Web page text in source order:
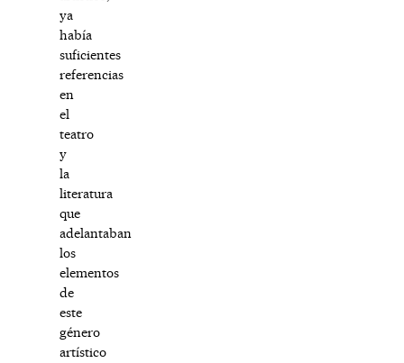
ya
había
suficientes
referencias
en
el
teatro
y
la
literatura
que
adelantaban
los
elementos
de
este
género
artístico